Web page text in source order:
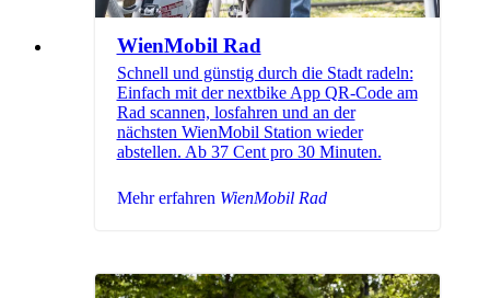
WienMobil Rad
Schnell und günstig durch die Stadt radeln:
Einfach mit der nextbike App QR-Code am
Rad scannen, losfahren und an der
nächsten WienMobil Station wieder
abstellen. Ab 37 Cent pro 30 Minuten.
Mehr erfahren WienMobil Rad